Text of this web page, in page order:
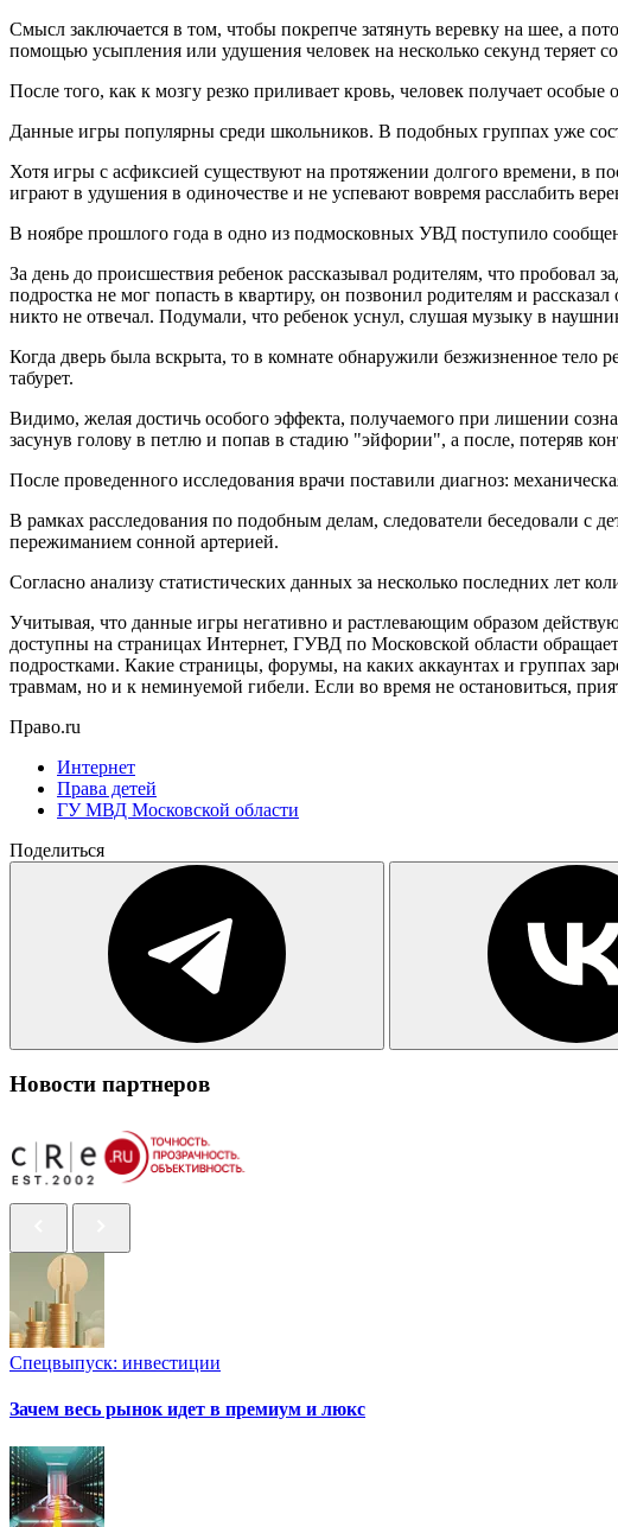
Смысл заключается в том, чтобы покрепче затянуть веревку на шее, а
помощью усыпления или удушения человек на несколько секунд теряет
После того, как к мозгу резко приливает кровь, человек получает
Данные игры популярны среди школьников. В подобных группах уже
Хотя игры с асфиксией существуют на протяжении долгого времени, в
играют в удушения в одиночестве и не успевают вовремя расслабить
В ноябре прошлого года в одно из подмосковных УВД поступило
За день до происшествия ребенок рассказывал родителям, что пробовал
подростка не мог попасть в квартиру, он позвонил родителям и
никто не отвечал. Подумали, что ребенок уснул, слушая музыку в
Когда дверь была вскрыта, то в комнате обнаружили безжизненное тело
табурет.
Видимо, желая достичь особого эффекта, получаемого при лишении
засунув голову в петлю и попав в стадию "эйфории", а после, потеряв
После проведенного исследования врачи поставили диагноз:
В рамках расследования по подобным делам, следователи беседовали с
пережиманием сонной артерией.
Согласно анализу статистических данных за несколько последних лет
Учитывая, что данные игры негативно и растлевающим образом
доступны на страницах Интернет, ГУВД по Московской области
подростками. Какие страницы, форумы, на каких аккаунтах и группах
травмам, но и к неминуемой гибели. Если во время не остановиться,
Право.ru
Интернет
Права детей
ГУ МВД Московской области
Поделиться
Новости партнеров
Спецвыпуск: инвестиции
Зачем весь рынок идет в премиум и люкс